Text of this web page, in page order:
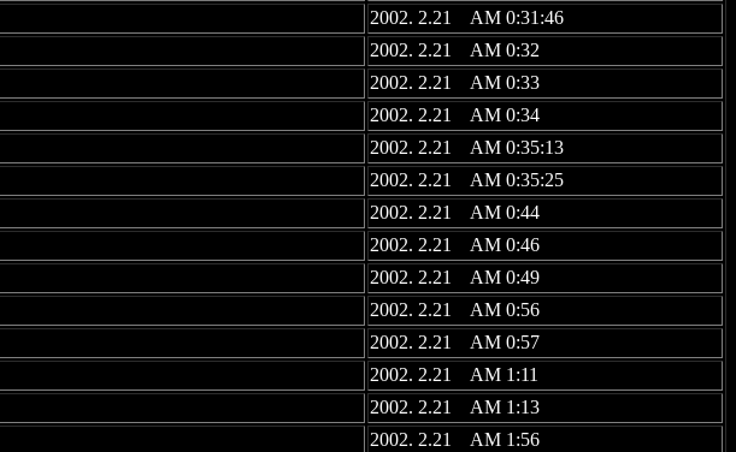
2002. 2.21 AM 0:31:46
2002. 2.21 AM 0:32
2002. 2.21 AM 0:33
2002. 2.21 AM 0:34
2002. 2.21 AM 0:35:13
2002. 2.21 AM 0:35:25
2002. 2.21 AM 0:44
2002. 2.21 AM 0:46
2002. 2.21 AM 0:49
2002. 2.21 AM 0:56
2002. 2.21 AM 0:57
2002. 2.21 AM 1:11
2002. 2.21 AM 1:13
2002. 2.21 AM 1:56